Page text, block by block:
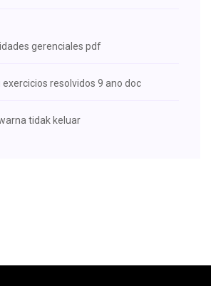
gerenciales pdf
exercicios resolvidos 9 ano doc
tidak keluar